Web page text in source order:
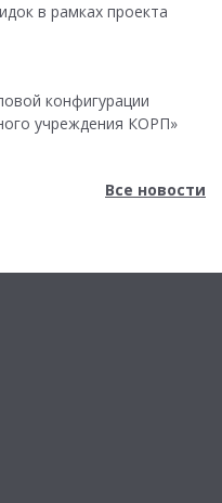
в рамках проекта
конфигурации
учреждения КОРП»
Все новости